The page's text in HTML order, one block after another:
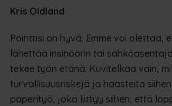
Kris Oldland
Pointtisi on hyvä. Emme voi olettaa,
lähettää insinöörin tai
tekee työn etänä. Kuvitelkaa vain,
turvallisuusriskejä ja haasteita
paperityö, joka liittyy siihen, että